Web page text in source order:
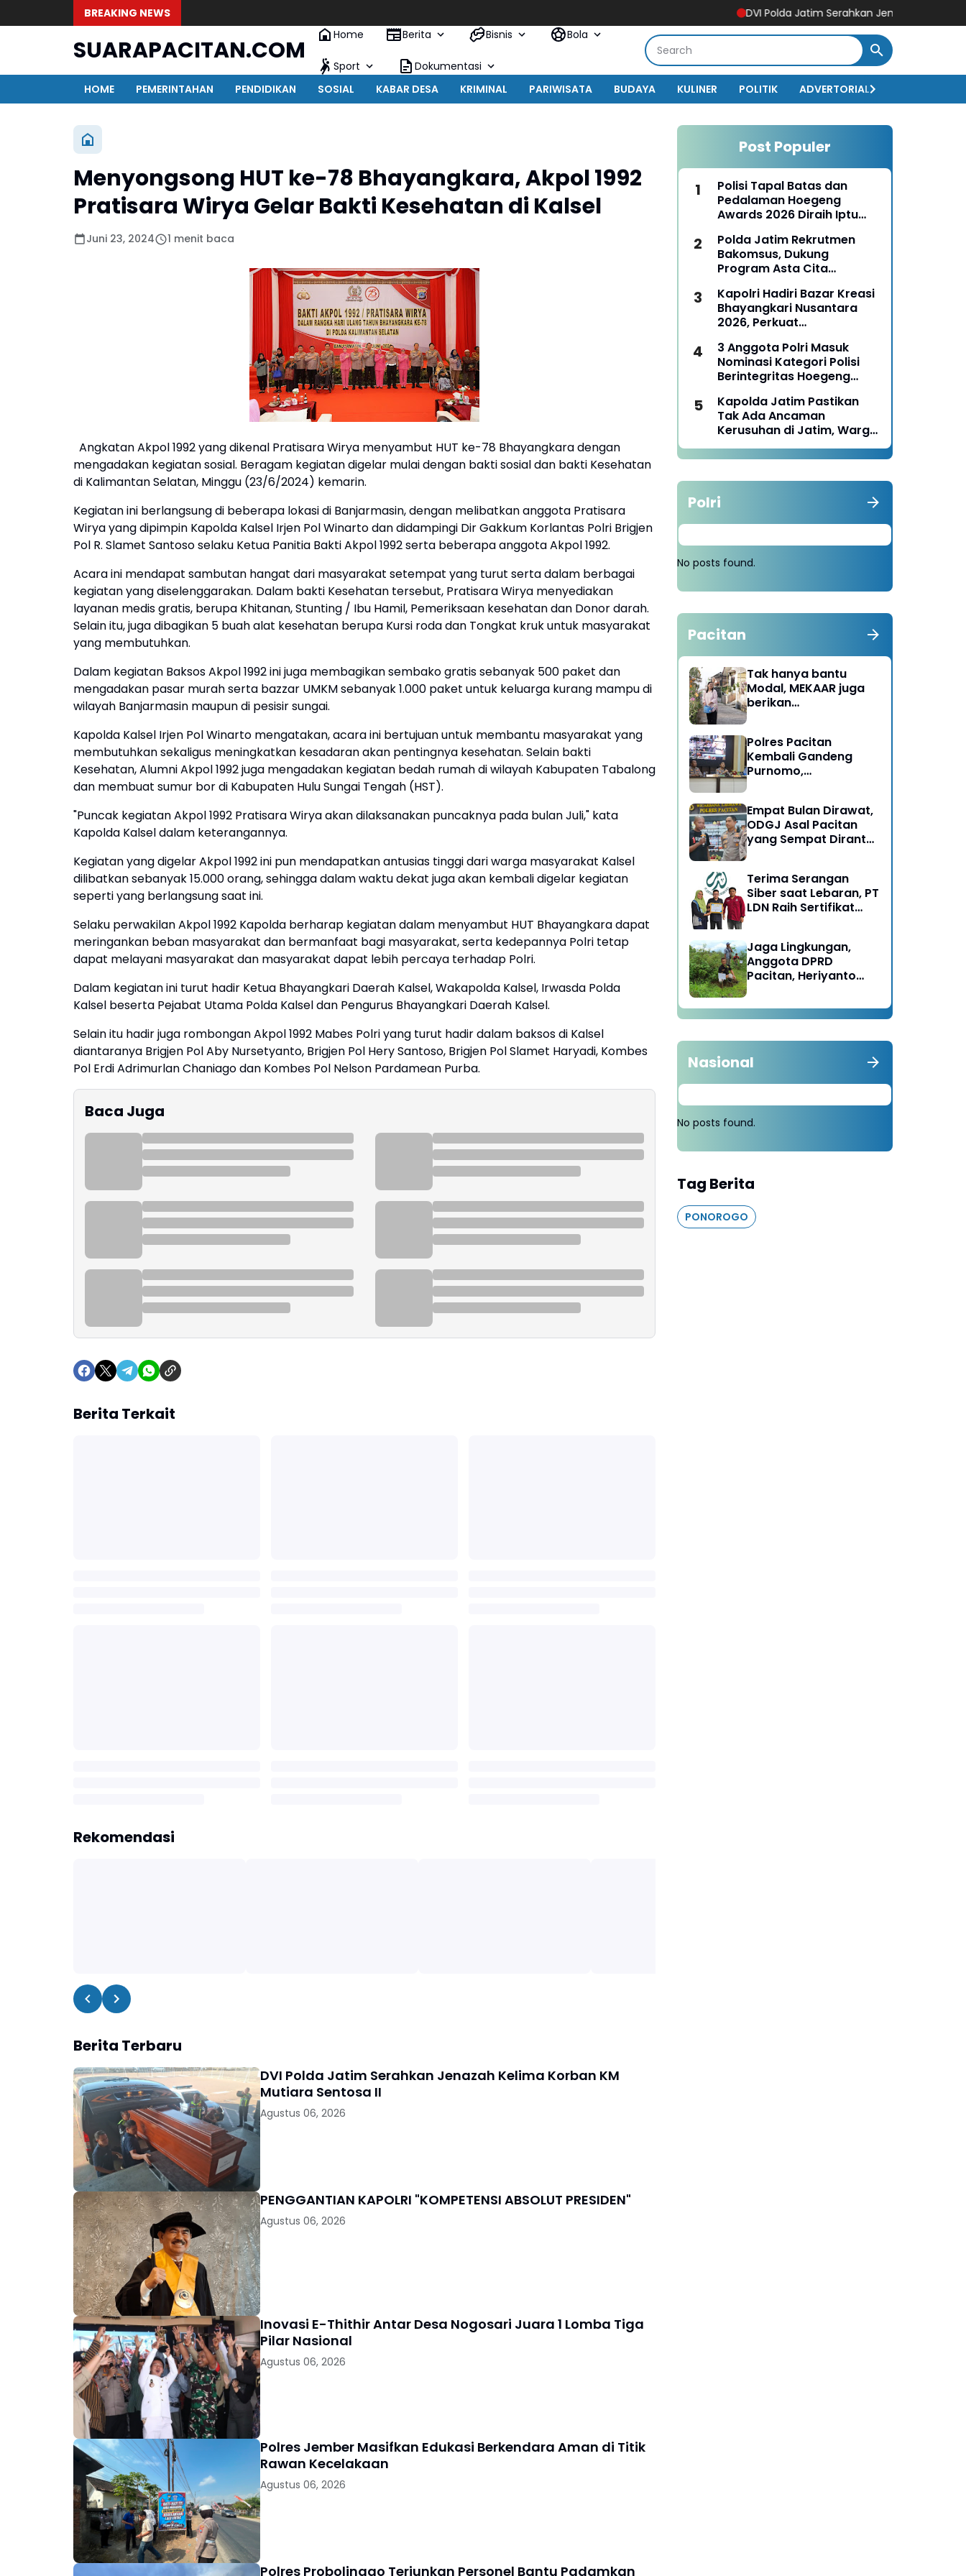
BREAKING NEWS DVI Polda Jatim Serahkan Jenazah Kelima Korban KM
SUARAPACITAN.COM
Home Berita Bisnis Bola
Sport
Dokumentasi
HOME
PEMERINTAHAN PENDIDIKAN SOSIAL KABAR DESA KRIMINAL PARIWISATA BUDAYA KULINER POLITIK ADVERTORIAL
Menyongsong HUT ke-78 Bhayangkara, Akpol 1992
Pratisara Wirya Gelar Bakti Kesehatan di Kalsel
Juni 23, 2024 1 menit baca
Angkatan Akpol 1992 yang dikenal Pratisara Wirya menyambut HUT ke-78 Bhayangkara dengan
mengadakan kegiatan sosial. Beragam kegiatan digelar mulai dengan bakti sosial dan bakti Kesehatan
di Kalimantan Selatan, Minggu (23/6/2024) kemarin.
Kegiatan ini berlangsung di beberapa lokasi di Banjarmasin, dengan melibatkan anggota Pratisara
Wirya yang dipimpin Kapolda Kalsel Irjen Pol Winarto dan didampingi Dir Gakkum Korlantas Polri Brigjen
Pol R. Slamet Santoso selaku Ketua Panitia Bakti Akpol 1992 serta beberapa anggota Akpol 1992.
Acara ini mendapat sambutan hangat dari masyarakat setempat yang turut serta dalam berbagai
kegiatan yang diselenggarakan. Dalam bakti Kesehatan tersebut, Pratisara Wirya menyediakan
layanan medis gratis, berupa Khitanan, Stunting / Ibu Hamil, Pemeriksaan kesehatan dan Donor darah.
Selain itu, juga dibagikan 5 buah alat kesehatan berupa Kursi roda dan Tongkat kruk untuk masyarakat
yang membutuhkan.
Dalam kegiatan Baksos Akpol 1992 ini juga membagikan sembako gratis sebanyak 500 paket dan
mengadakan pasar murah serta bazzar UMKM sebanyak 1.000 paket untuk keluarga kurang mampu di
wilayah Banjarmasin maupun di pesisir sungai.
Kapolda Kalsel Irjen Pol Winarto mengatakan, acara ini bertujuan untuk membantu masyarakat yang
membutuhkan sekaligus meningkatkan kesadaran akan pentingnya kesehatan. Selain bakti
Kesehatan, Alumni Akpol 1992 juga mengadakan kegiatan bedah rumah di wilayah Kabupaten Tabalong
dan membuat sumur bor di Kabupaten Hulu Sungai Tengah (HST).
"Puncak kegiatan Akpol 1992 Pratisara Wirya akan dilaksanakan puncaknya pada bulan Juli," kata
Kapolda Kalsel dalam keterangannya.
Kegiatan yang digelar Akpol 1992 ini pun mendapatkan antusias tinggi dari warga masyarakat Kalsel
dilibatkan sebanyak 15.000 orang, sehingga dalam waktu dekat juga akan kembali digelar kegiatan
seperti yang berlangsung saat ini.
Selaku perwakilan Akpol 1992 Kapolda berharap kegiatan dalam menyambut HUT Bhayangkara dapat
meringankan beban masyarakat dan bermanfaat bagi masyarakat, serta kedepannya Polri tetap
dapat melayani masyarakat dan masyarakat dapat lebih percaya terhadap Polri.
Dalam kegiatan ini turut hadir Ketua Bhayangkari Daerah Kalsel, Wakapolda Kalsel, Irwasda Polda
Kalsel beserta Pejabat Utama Polda Kalsel dan Pengurus Bhayangkari Daerah Kalsel.
Selain itu hadir juga rombongan Akpol 1992 Mabes Polri yang turut hadir dalam baksos di Kalsel
diantaranya Brigjen Pol Aby Nursetyanto, Brigjen Pol Hery Santoso, Brigjen Pol Slamet Haryadi, Kombes
Pol Erdi Adrimurlan Chaniago dan Kombes Pol Nelson Pardamean Purba.
Baca Juga
Berita Terkait
Rekomendasi
Berita Terbaru
DVI Polda Jatim Serahkan Jenazah Kelima Korban KM
Mutiara Sentosa II
Agustus 06, 2026
PENGGANTIAN KAPOLRI "KOMPETENSI ABSOLUT PRESIDEN"
Agustus 06, 2026
Inovasi E-Thithir Antar Desa Nogosari Juara 1 Lomba Tiga
Pilar Nasional
Agustus 06, 2026
Polres Jember Masifkan Edukasi Berkendara Aman di Titik
Rawan Kecelakaan
Agustus 06, 2026
Polres Probolinggo Terjunkan Personel Bantu Padamkan
Post Populer
Polisi Tapal Batas dan
Pedalaman Hoegeng
Awards 2026 Diraih Iptu
Pengabdian Humanis di
Nduga
Polda Jatim Rekrutmen
Bakomsus, Dukung
Program Asta Cita
Kapolri Hadiri Bazar Kreasi
Bhayangkari Nusantara
2026, Perkuat
Budaya Lokal
3 Anggota Polri Masuk
Nominasi Kategori Polisi
Berintegritas Hoegeng
Kapolda Jatim Pastikan
Tak Ada Ancaman
Kerusuhan di Jatim, Warga
Diminta Tak Percaya Hoaks
Polri
No posts found.
Pacitan
Tak hanya bantu
Modal, MEKAAR juga
berikan
Dapur Tetap Ngebul
Polres Pacitan
Kembali Gandeng
Purnomo,
Rehabilitasi
Empat Bulan Dirawat,
ODGJ Asal Pacitan
yang Sempat Dirantai
Terima Serangan
Siber saat Lebaran, PT
LDN Raih Sertifikat
Karesidenan Madiun
Raya
Jaga Lingkungan,
Anggota DPRD
Pacitan, Heriyanto
Tebang 100 Pohon
diganti Tanam 1000
Nasional
No posts found.
Tag Berita
PONOROGO